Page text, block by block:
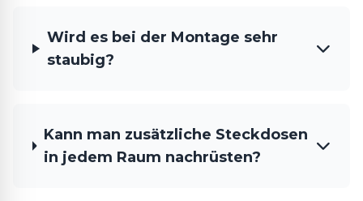
Wird es bei der Montage sehr
staubig?
Kann man zusätzliche Steckdosen
in jedem Raum nachrüsten?